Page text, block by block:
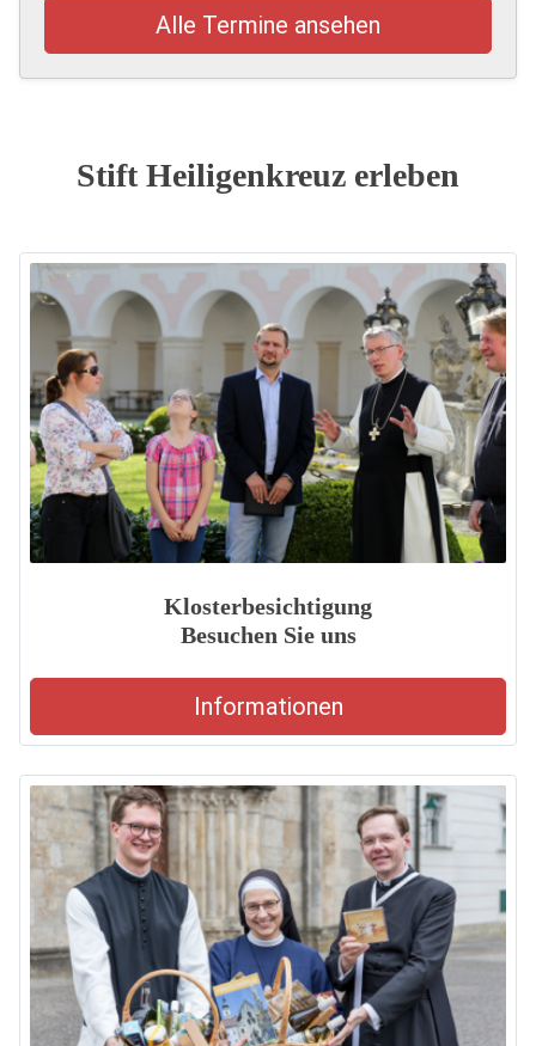
Alle Termine ansehen
Stift Heiligenkreuz erleben
Klosterbesichtigung
Besuchen Sie uns
Informationen